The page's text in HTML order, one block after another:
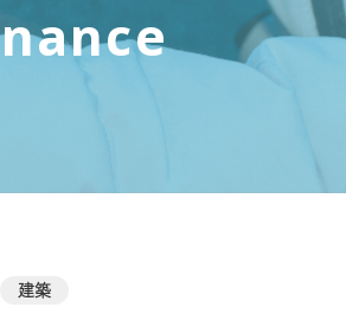
建築